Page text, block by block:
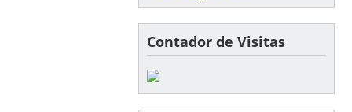
Contador de Visitas